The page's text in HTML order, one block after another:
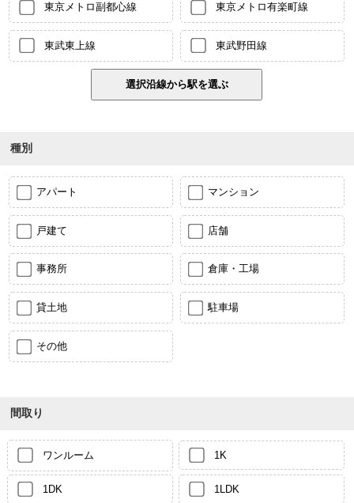
東京メトロ副都心線 東京メトロ有楽町線
東武東上線 東武野田線
種別
アパート マンション
戸建て 店舗
事務所 倉庫・工場
貸土地 駐車場
その他
間取り
ワンルーム 1K
1DK 1LDK